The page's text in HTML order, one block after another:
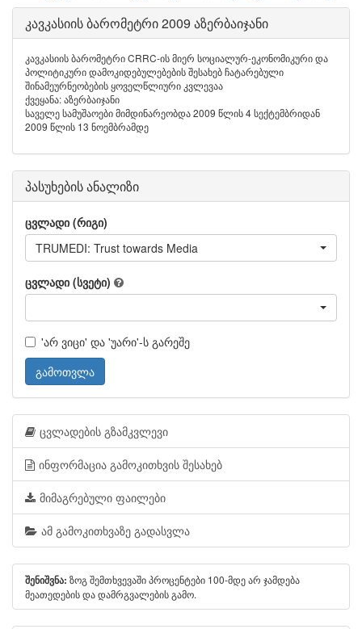
კავკასიის ბარომეტრი 2009 აზერბაიჯანი
კავკასიის ბარომეტრი CRRC-ის მიერ სოციალურ-ეკონომიკური და
პოლიტიკური დამოკიდებულებების შესახებ ჩატარებული
შინამეურნეობების ყოველწლიური კვლევაა
ქვეყანა: აზერბაიჯანი
საველე სამუშაოები მიმდინარეობდა 2009 წლის 4 სექტემბრიდან
2009 წლის 13 ნოემბრამდე
პასუხების ანალიზი
ცვლადი (რიგი)
TRUMEDI: Trust towards Media
ცვლადი (სვეტი)
'არ ვიცი' და 'უარი'-ს გარეშე
გამოთვლა
ცვლადების გზამკვლევი
ინფორმაცია გამოკითხვის შესახებ
მიმაგრებული ფაილები
ამ გამოკითხვაზე გადასვლა
შენიშვნა: ზოგ შემთხვევაში პროცენტები 100-მდე არ ჯამდება
მეათედების და დამრგვალების გამო.